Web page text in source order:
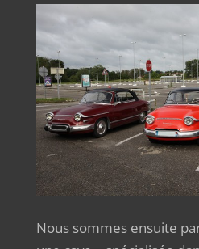
Nous sommes ensuite